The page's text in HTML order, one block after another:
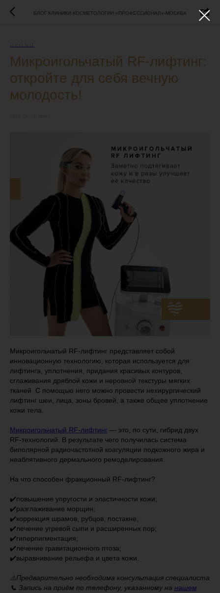
БЛОГ КЛИНИКИ КОСМЕТОЛОГИИ «ПРОФЕССИОНАЛ»-МОСКВА
Микроигольчатый RF-лифтинг:
откройте для себя вечную
молодость!
Микроигольчатый RF-лифтинг представляет собой
инновационную технологию, которая используется для
лифтинга, уплотнения, придания красивых контуров,
сглаживания дряблой кожи и неровной текстуры мягких
тканей. С помощью него можно провести нехирургический
лифтинг шеи, лица, зоны бровей, а также общее уплотнение
кожи тела.
Микроигольчатый RF-лифтинг — это, по сути, гибрид двух
RF-технологий. В результате чего получилась система
биполярной радиочастотной коагуляции подкожного жира и
неаблятивного дермального ремоделирования.
На что способен фракционный RF-лифтинг?
✔️повышение упругости и эластичности кожи;
✔️разглаживание морщин;
✔️коррекция шрамов, рубцов, постакне;
✔️лечение угревой сыпи и расширенных пор;
✔️гиперпигментация;
✔️лечение гравитационного птоза;
✔️выравнивание рельефа и цвета кожи.
⚠️Предварительно необходима консультация специалиста
📞 Запись на приём по телефону, указанному на нашем